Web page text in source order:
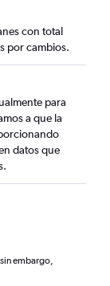
con total
por cambios.
para
a que la
datos que
embargo,